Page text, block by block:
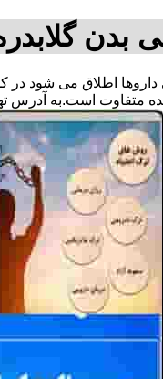
بدن
داروها اطلاق می شود
متفاوت است.به آدرس